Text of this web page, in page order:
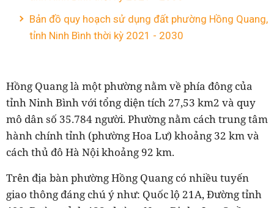
Bản đồ quy hoạch sử dụng đất phường Hồng Quang,
tỉnh Ninh Bình thời kỳ 2021 - 2030
Hồng Quang là một phường nằm về phía đông của
tỉnh Ninh Bình với tổng diện tích 27,53 km2 và quy
mô dân số 35.784 người. Phường nằm cách trung tâm
hành chính tỉnh (phường Hoa Lư) khoảng 32 km và
cách thủ đô Hà Nội khoảng 92 km.
Trên địa bàn phường Hồng Quang có nhiều tuyến
giao thông đáng chú ý như: Quốc lộ 21A, Đường tỉnh